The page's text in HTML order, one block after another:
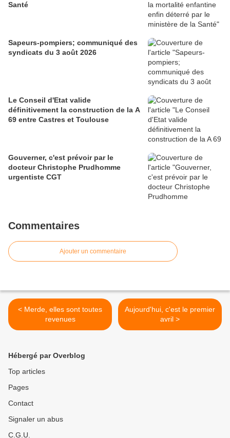
Santé
Sapeurs-pompiers; communiqué des
syndicats du 3 août 2026
Le Conseil d'Etat valide
définitivement la construction de la A
69 entre Castres et Toulouse
Gouverner, c'est prévoir par le
docteur Christophe Prudhomme
urgentiste CGT
Commentaires
Ajouter un commentaire
< Merde, elles sont toutes
revenues
Aujourd'hui, c'est le premier
avril >
Hébergé par Overblog
Top articles
Pages
Contact
Signaler un abus
C.G.U.